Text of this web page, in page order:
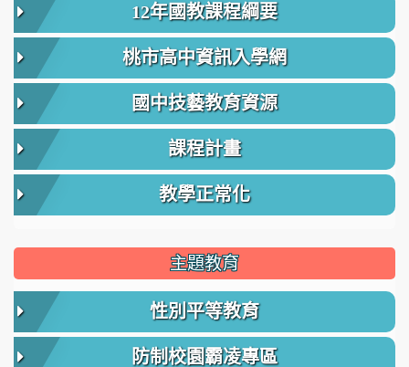
12年國教課程綱要
桃市高中資訊入學網
國中技藝教育資源
課程計畫
教學正常化
主題教育
性別平等教育
防制校園霸凌專區